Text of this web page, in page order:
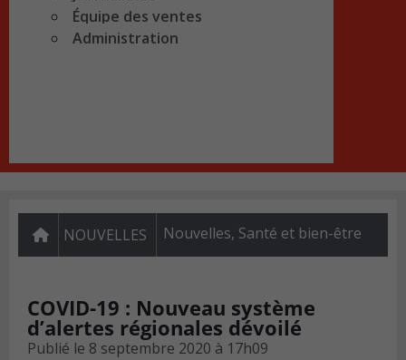
Équipe des ventes
Administration
NOUVELLES Nouvelles, Santé et bien-être
COVID-19 : Nouveau système
d’alertes régionales dévoilé
Publié le 8 septembre 2020 à 17h09